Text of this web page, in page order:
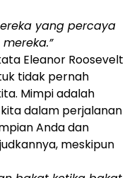
yang percaya
Eleanor Roosevelt
tidak pernah
Mimpi adalah
dalam perjalanan
Anda dan
meskipun